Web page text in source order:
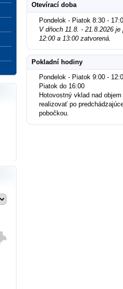
Otevírací doba
Pondelok - Piatok 8:30 -
V dňoch 11.8. - 21.8.2026
12:00 a 13:00 zatvorená.
Pokladní hodiny
Pondelok - Piatok 9:00 -
Piatok do 16:00
Hotovostný vklad nad
realizovať po
pobočkou.